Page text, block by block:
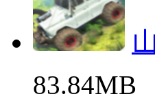
83.84MB